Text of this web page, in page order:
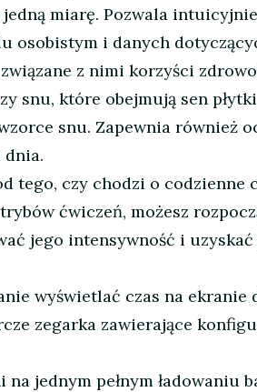
miarę. Pozwala
osobistym i danych
z nimi korzyści
snu, które obejmują sen
snu. Zapewnia również
tego, czy chodzi o
ćwiczeń, możesz
jego intensywność i
wyświetlać czas na
zegarka zawierające
na jednym pełnym